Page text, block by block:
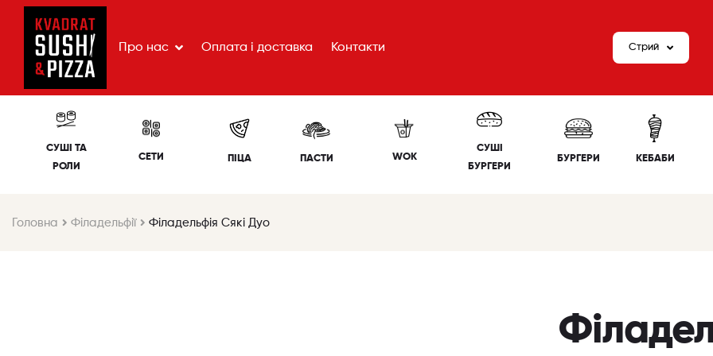
Про нас Оплата і доставка Контакти Стрий
СУШІ ТА
РОЛИ
СЕТИ ПІЦА ПАСТИ WOK
СУШІ
БУРГЕРИ
БУРГЕРИ КЕБАБИ
Головна Філадельфії Філадельфія Сякі Дуо